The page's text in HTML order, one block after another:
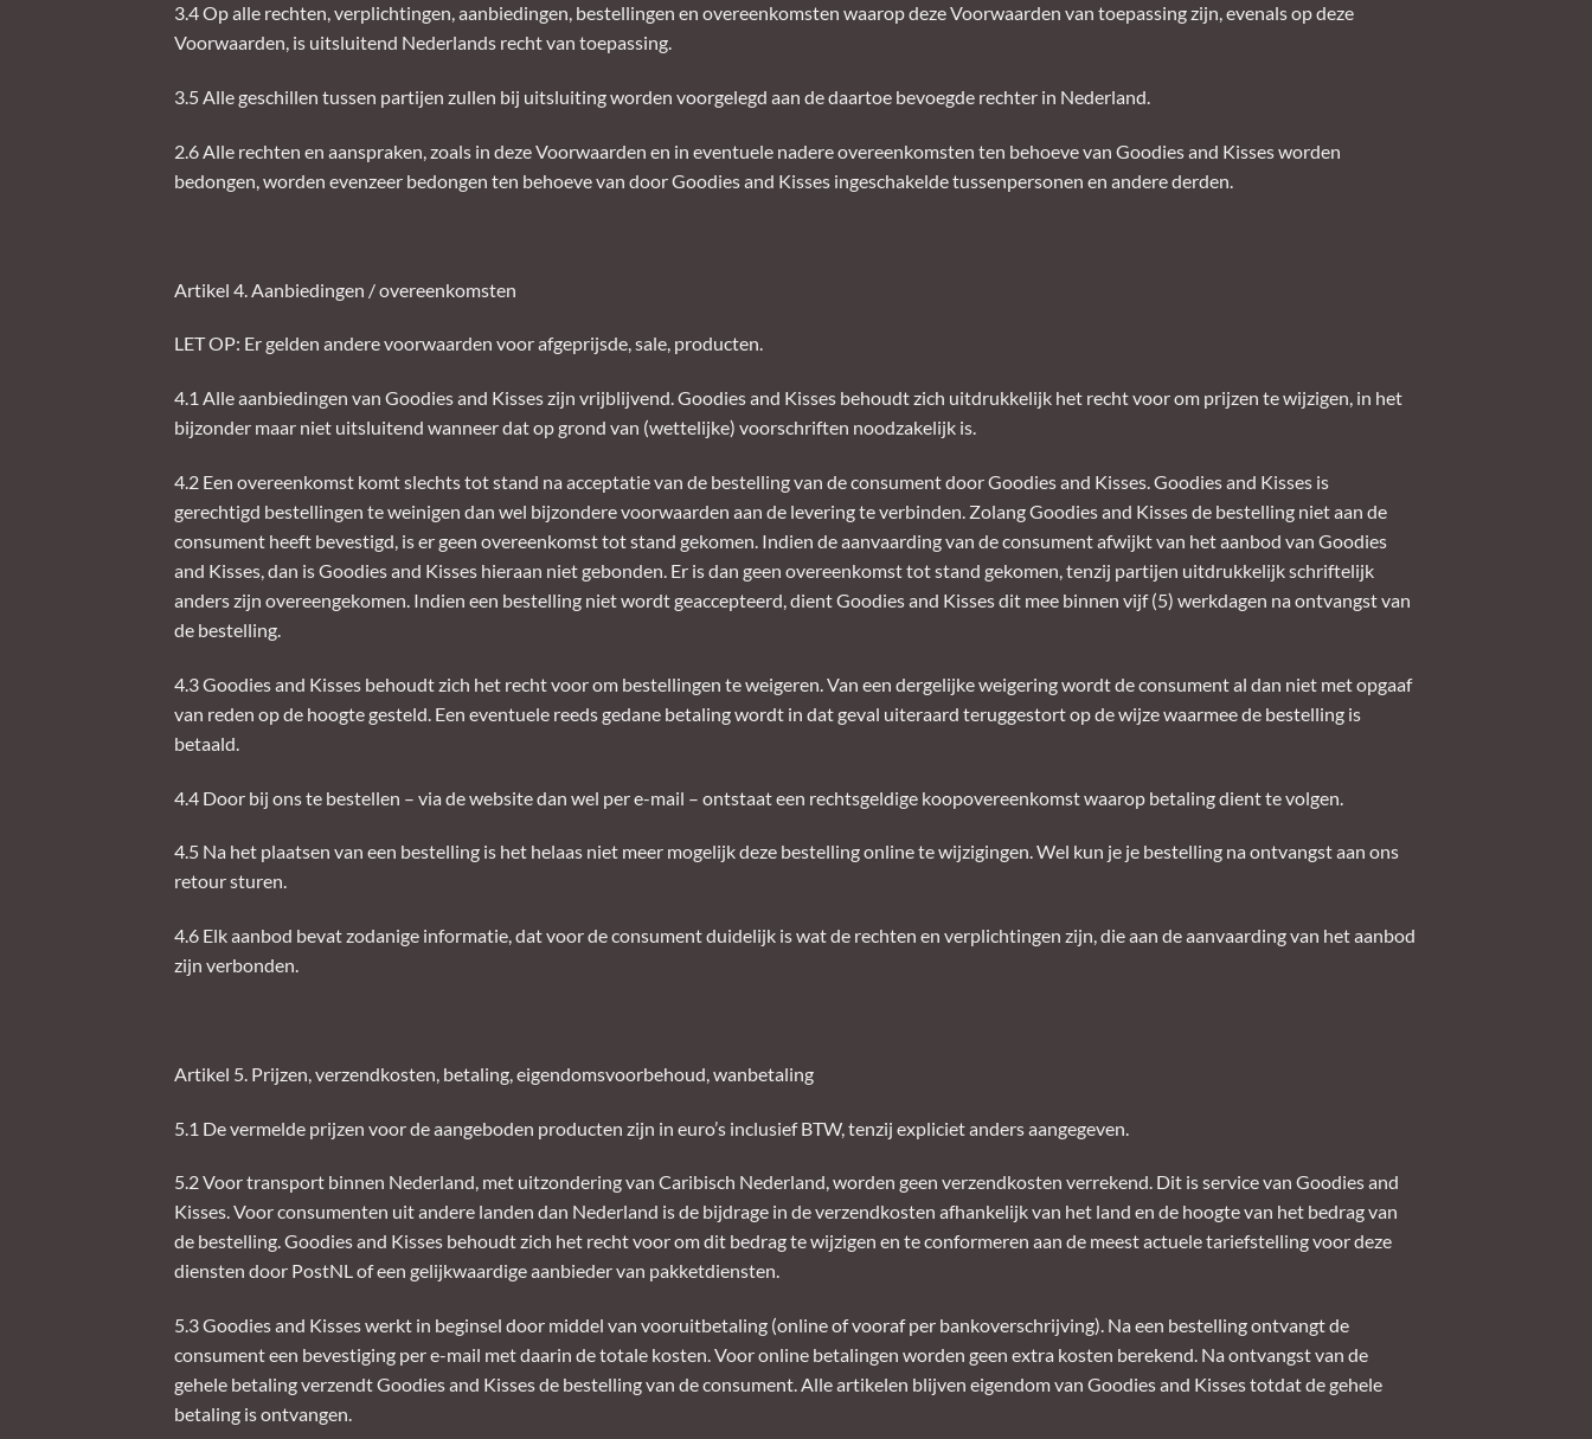
3.4 Op alle rechten, verplichtingen, aanbiedingen, bestellingen en overeenkomsten waarop deze Voorwaarden van toepassing zijn, evenals op deze
Voorwaarden, is uitsluitend Nederlands recht van toepassing.
3.5 Alle geschillen tussen partijen zullen bij uitsluiting worden voorgelegd aan de daartoe bevoegde rechter in Nederland.
2.6 Alle rechten en aanspraken, zoals in deze Voorwaarden en in eventuele nadere overeenkomsten ten behoeve van Goodies and Kisses worden
bedongen, worden evenzeer bedongen ten behoeve van door Goodies and Kisses ingeschakelde tussenpersonen en andere derden.
Artikel 4. Aanbiedingen / overeenkomsten
LET OP: Er gelden andere voorwaarden voor afgeprijsde, sale, producten.
4.1 Alle aanbiedingen van Goodies and Kisses zijn vrijblijvend. Goodies and Kisses behoudt zich uitdrukkelijk het recht voor om prijzen te wijzigen, in het
bijzonder maar niet uitsluitend wanneer dat op grond van (wettelijke) voorschriften noodzakelijk is.
4.2 Een overeenkomst komt slechts tot stand na acceptatie van de bestelling van de consument door Goodies and Kisses. Goodies and Kisses is
gerechtigd bestellingen te weinigen dan wel bijzondere voorwaarden aan de levering te verbinden. Zolang Goodies and Kisses de bestelling niet aan de
consument heeft bevestigd, is er geen overeenkomst tot stand gekomen. Indien de aanvaarding van de consument afwijkt van het aanbod van Goodies
and Kisses, dan is Goodies and Kisses hieraan niet gebonden. Er is dan geen overeenkomst tot stand gekomen, tenzij partijen uitdrukkelijk schriftelijk
anders zijn overeengekomen. Indien een bestelling niet wordt geaccepteerd, dient Goodies and Kisses dit mee binnen vijf (5) werkdagen na ontvangst van
de bestelling.
4.3 Goodies and Kisses behoudt zich het recht voor om bestellingen te weigeren. Van een dergelijke weigering wordt de consument al dan niet met opgaaf
van reden op de hoogte gesteld. Een eventuele reeds gedane betaling wordt in dat geval uiteraard teruggestort op de wijze waarmee de bestelling is
betaald.
4.4 Door bij ons te bestellen – via de website dan wel per e-mail – ontstaat een rechtsgeldige koopovereenkomst waarop betaling dient te volgen.
4.5 Na het plaatsen van een bestelling is het helaas niet meer mogelijk deze bestelling online te wijzigingen. Wel kun je je bestelling na ontvangst aan ons
retour sturen.
4.6 Elk aanbod bevat zodanige informatie, dat voor de consument duidelijk is wat de rechten en verplichtingen zijn, die aan de aanvaarding van het aanbod
zijn verbonden.
Artikel 5. Prijzen, verzendkosten, betaling, eigendomsvoorbehoud, wanbetaling
5.1 De vermelde prijzen voor de aangeboden producten zijn in euro’s inclusief BTW, tenzij expliciet anders aangegeven.
5.2 Voor transport binnen Nederland, met uitzondering van Caribisch Nederland, worden geen verzendkosten verrekend. Dit is service van Goodies and
Kisses. Voor consumenten uit andere landen dan Nederland is de bijdrage in de verzendkosten afhankelijk van het land en de hoogte van het bedrag van
de bestelling. Goodies and Kisses behoudt zich het recht voor om dit bedrag te wijzigen en te conformeren aan de meest actuele tariefstelling voor deze
diensten door PostNL of een gelijkwaardige aanbieder van pakketdiensten.
5.3 Goodies and Kisses werkt in beginsel door middel van vooruitbetaling (online of vooraf per bankoverschrijving). Na een bestelling ontvangt de
consument een bevestiging per e-mail met daarin de totale kosten. Voor online betalingen worden geen extra kosten berekend. Na ontvangst van de
gehele betaling verzendt Goodies and Kisses de bestelling van de consument. Alle artikelen blijven eigendom van Goodies and Kisses totdat de gehele
betaling is ontvangen.